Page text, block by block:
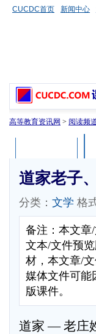
CUCDC首页 新闻中心
高等教育资讯网 > 阅读频
道家老子
分类： 文学 格
备注：本文章
文本/文件预
材，本文章/
媒体文件可能
版课件。
道家 — 老庄